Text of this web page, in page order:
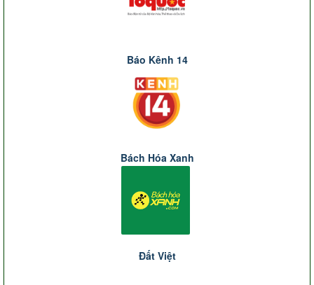
Báo Kênh 14
Bách Hóa Xanh
Đất Việt